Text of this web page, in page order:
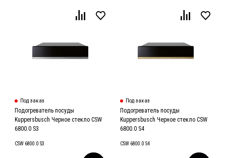
Под заказ
Подогреватель посуды
Kuppersbusch Черное стекло CSW
6800.0 S3
CSW 6800.0 S3
Под заказ
Подогреватель посуды
Kuppersbusch Черное стекло CSW
6800.0 S4
CSW 6800.0 S4